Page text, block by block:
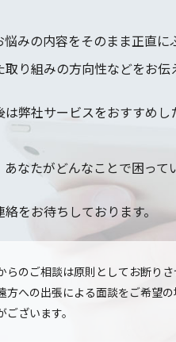
みの内容をそのまま正直に
り組みの方向性などをお伝
は弊社サービスをおすすめ
なたがどんなことで困って
をお待ちしております。
のご相談は原則としてお断りさ
への出張による面談をご希望
ざいます。